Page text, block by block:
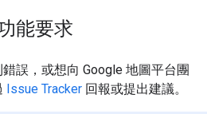
能要求
誤，或想向 Google 地圖平台團
Issue Tracker 回報或提出建議。